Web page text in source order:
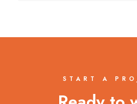
START A